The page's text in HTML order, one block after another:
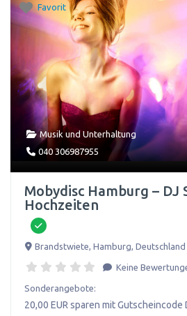
Favorit
Musik und Unterhaltung
040 306987955
Mobydisc Hamburg – DJ
Hochzeiten
Brandstwiete, Hamburg, Deutschland
Keine
Sonderangebote:
20,00 EUR sparen mit Gutscheincode